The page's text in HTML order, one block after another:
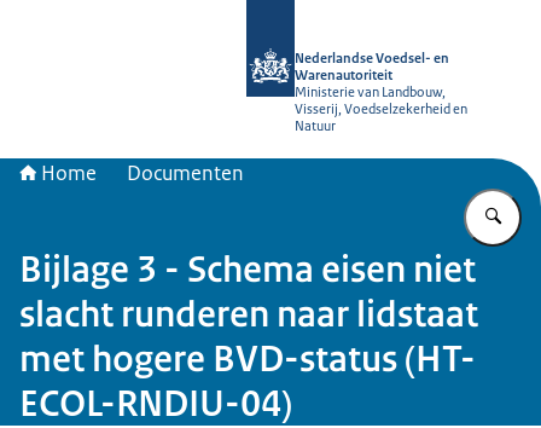
Nederlandse Voedsel- en
Warenautoriteit
Ministerie van Landbouw,
Visserij, Voedselzekerheid en
Natuur
Home Documenten
Bijlage 3 - Schema eisen niet
slacht runderen naar lidstaat
met hogere BVD-status (HT-
ECOL-RNDIU-04)